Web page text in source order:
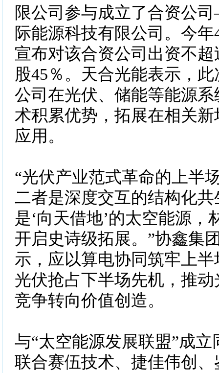
限公司参与成立了合资公
际能源科技有限公司。今
宣布对该合资公司出资不超
股45％。天合光能表示，
公司在光伏、储能等能源
术积累优势，拓展在相关
应用。
“光伏产业范式革命的上半
二者是深度交互的结构化
是‘向天借地’的太空能源，
开启史诗级拓展。”协鑫集
示，应以算电协同筑牢上
光伏抢占下半场先机，推
竞争转向价值创造。
与“太空能源发展联盟”成
联合赛伍技术、捷佳伟创